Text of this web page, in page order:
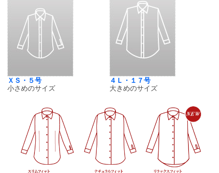
ＸＳ・５号
小さめのサイズ
４Ｌ・１７号
大きめのサイズ